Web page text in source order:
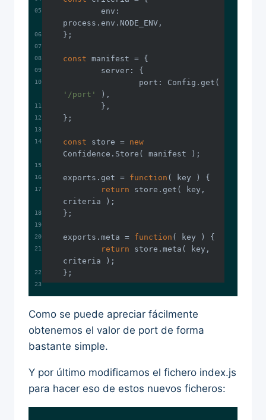
env :
const
server
port
'/port'
const store = new
exports.get = function ( key )
return store.get( key,
exports.meta = function ( key )
return store.meta( key,
Como se puede apreciar fácilmente
obtenemos el valor de port de forma
bastante simple.
Y por último modificamos el fichero index.js
para hacer eso de estos nuevos ficheros: